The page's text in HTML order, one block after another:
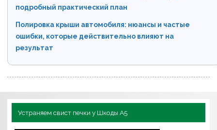
подробный практический план
Полировка крыши автомобиля: нюансы и частые
ошибки, которые действительно влияют на
результат
Устраняем свист печки у Шкоды А5